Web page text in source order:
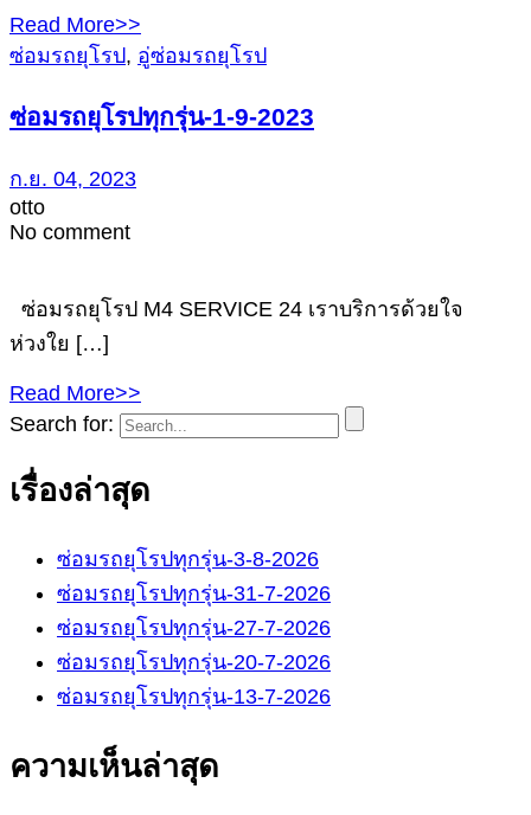
Read More>>
ซ่อมรถยุโรป, อู่ซ่อมรถยุโรป
ซ่อมรถยุโรปทุกรุ่น-1-9-2023
ก.ย. 04, 2023
otto
No comment
ซ่อมรถยุโรป M4 SERVICE 24 เราบริการด้วยใจ
ห่วงใย […]
Read More>>
Search for:
เรื่องล่าสุด
ซ่อมรถยุโรปทุกรุ่น-3-8-2026
ซ่อมรถยุโรปทุกรุ่น-31-7-2026
ซ่อมรถยุโรปทุกรุ่น-27-7-2026
ซ่อมรถยุโรปทุกรุ่น-20-7-2026
ซ่อมรถยุโรปทุกรุ่น-13-7-2026
ความเห็นล่าสุด